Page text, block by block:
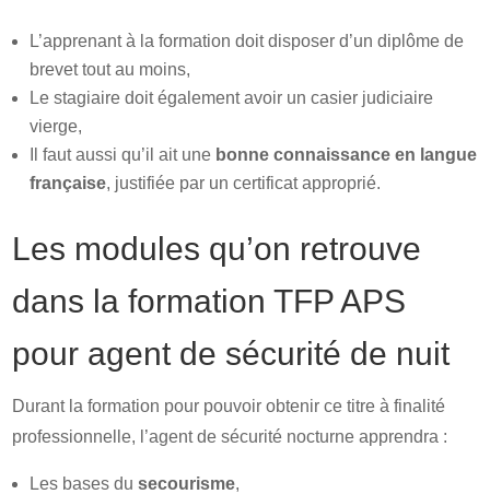
L’apprenant à la formation doit disposer d’un diplôme de
brevet tout au moins,
Le stagiaire doit également avoir un casier judiciaire
vierge,
Il faut aussi qu’il ait une bonne connaissance en langue
française, justifiée par un certificat approprié.
Les modules qu’on retrouve
dans la formation TFP APS
pour agent de sécurité de nuit
Durant la formation pour pouvoir obtenir ce titre à finalité
professionnelle, l’agent de sécurité nocturne apprendra :
Les bases dusecourisme,